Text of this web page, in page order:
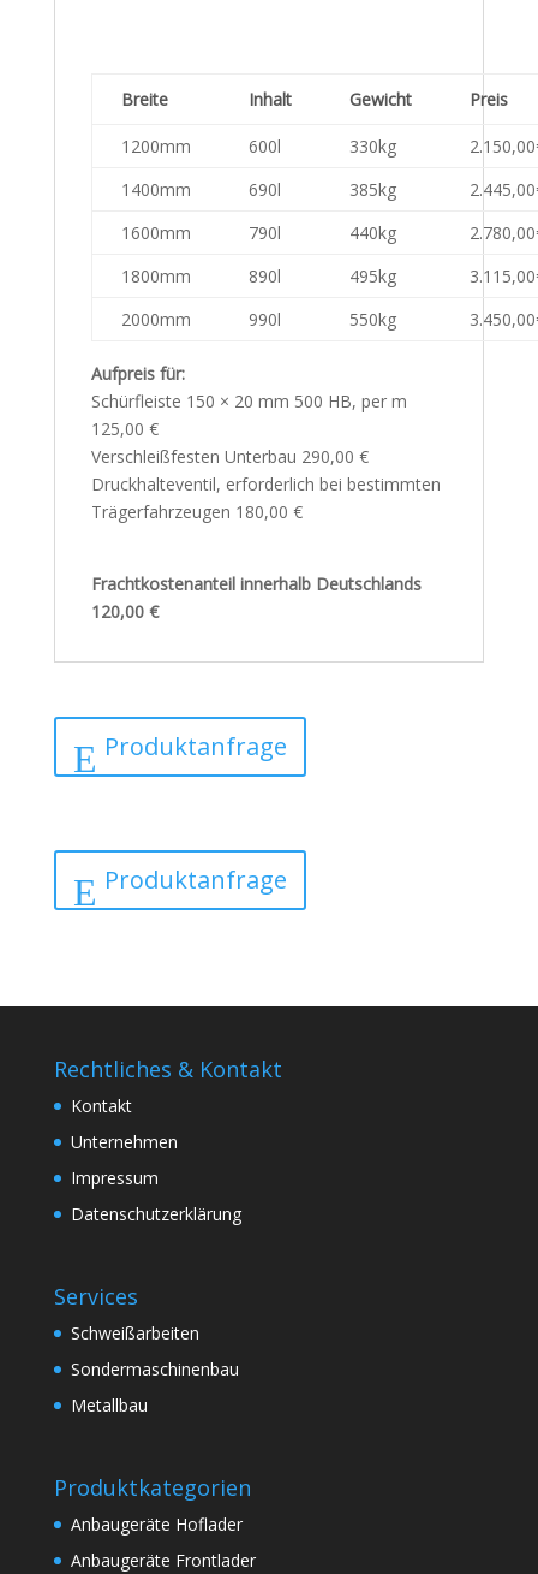
Breite Inhalt Gewicht Preis
1200mm 600l 330kg
1400mm
690l 385kg
1600mm
790l 440kg
1800mm
890l 495kg
2000mm
990l 550kg
Aufpreis für:
Schürfleiste 150 × 20 mm 500 HB, per m
125,00 €
Verschleißfesten Unterbau 290,00 €
Druckhalteventil, erforderlich bei bestimmten
Trägerfahrzeugen 180,00 €
Frachtkostenanteil innerhalb Deutschlands
120,00 €
Produktanfrage
Produktanfrage
Rechtliches & Kontakt
Kontakt
Unternehmen
Impressum
Datenschutzerklärung
Services
Schweißarbeiten
Sondermaschinenbau
Metallbau
Produktkategorien
Anbaugeräte Hoflader
Anbaugeräte Frontlader